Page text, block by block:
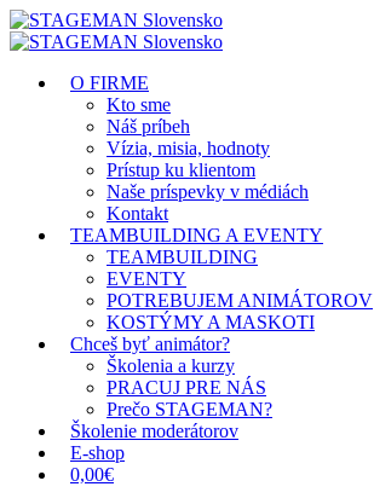
O FIRME
Kto sme
Náš príbeh
Vízia, misia, hodnoty
Prístup ku klientom
Naše príspevky v médiách
Kontakt
TEAMBUILDING A EVENTY
TEAMBUILDING
EVENTY
POTREBUJEM ANIMÁTOROV
KOSTÝMY A MASKOTI
Chceš byť animátor?
Školenia a kurzy
PRACUJ PRE NÁS
Prečo STAGEMAN?
Školenie moderátorov
E-shop
0,00€